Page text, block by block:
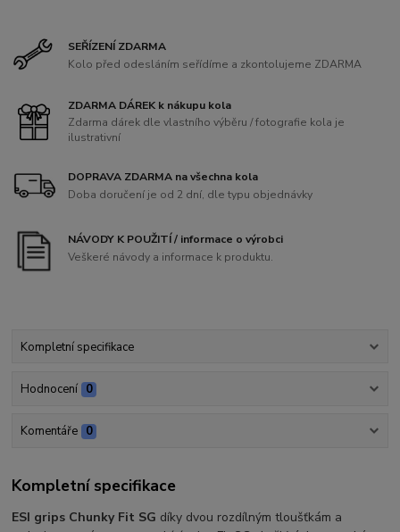
SEŘÍZENÍ ZDARMA
Kolo před odesláním seřídíme a zkontolujeme ZDARMA
ZDARMA DÁREK k nákupu kola
Zdarma dárek dle vlastního výběru / fotografie kola je
ilustrativní
DOPRAVA ZDARMA na všechna kola
Doba doručení je od 2 dní, dle typu objednávky
NÁVODY K POUŽITÍ / informace o výrobci
Veškeré návody a informace k produktu.
Kompletní specifikace
Hodnocení 0
Komentáře 0
Kompletní specifikace
ESI grips Chunky Fit SG díky dvou rozdílným tloušťkám a